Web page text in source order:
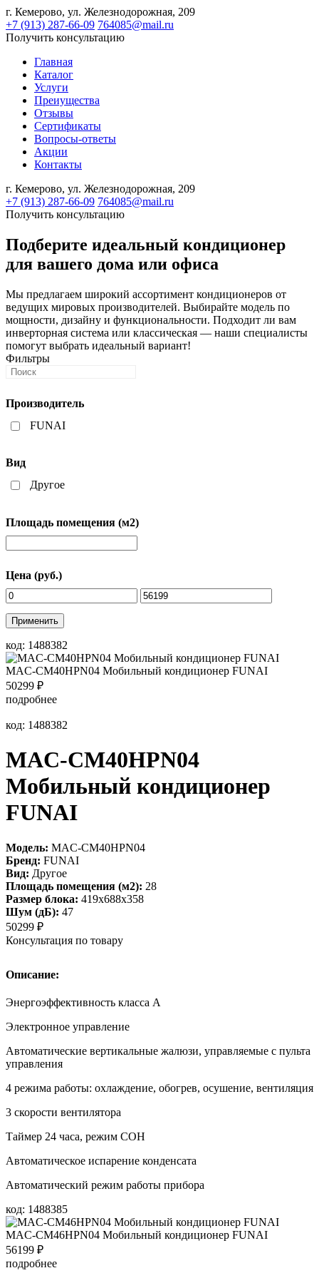
г. Кемерово, ул. Железнодорожная, 209
+7 (913) 287-66-09 764085@mail.ru
Получить консультацию
Главная
Каталог
Услуги
Преиущества
Отзывы
Сертификаты
Вопросы-ответы
Акции
Контакты
г. Кемерово, ул. Железнодорожная, 209
+7 (913) 287-66-09 764085@mail.ru
Получить консультацию
Подберите идеальный кондиционер
для вашего дома или офиса
Мы предлагаем широкий ассортимент кондиционеров от
ведущих мировых производителей. Выбирайте модель по
мощности, дизайну и функциональности. Подходит ли вам
инверторная система или классическая — наши специалисты
помогут выбрать идеальный вариант!
Фильтры
Производитель
FUNAI
Вид
Другое
Площадь помещения (м2)
Цена (руб.)
Применить
код: 1488382
MAC-CM40HPN04 Мобильный кондиционер FUNAI
50299 ₽
подробнее
код: 1488382
MAC-CM40HPN04
Мобильный кондиционер
FUNAI
Модель: MAC-CM40HPN04
Бренд: FUNAI
Вид: Другое
Площадь помещения (м2): 28
Размер блока: 419x688x358
Шум (дБ): 47
50299 ₽
Консультация по товару
Описание:
Энергоэффективность класса А
Электронное управление
Автоматические вертикальные жалюзи, управляемые с пульта
управления
4 режима работы: охлаждение, обогрев, осушение, вентиляция
3 скорости вентилятора
Таймер 24 часа, режим СОН
Автоматическое испарение конденсата
Автоматический режим работы прибора
код: 1488385
MAC-CM46HPN04 Мобильный кондиционер FUNAI
56199 ₽
подробнее